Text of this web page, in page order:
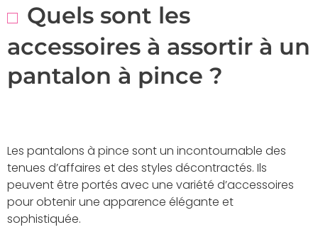
Quels sont les
accessoires à assortir à un
pantalon à pince ?
Les pantalons à pince sont un incontournable des
tenues d’affaires et des styles décontractés. Ils
peuvent être portés avec une variété d’accessoires
pour obtenir une apparence élégante et
sophistiquée.